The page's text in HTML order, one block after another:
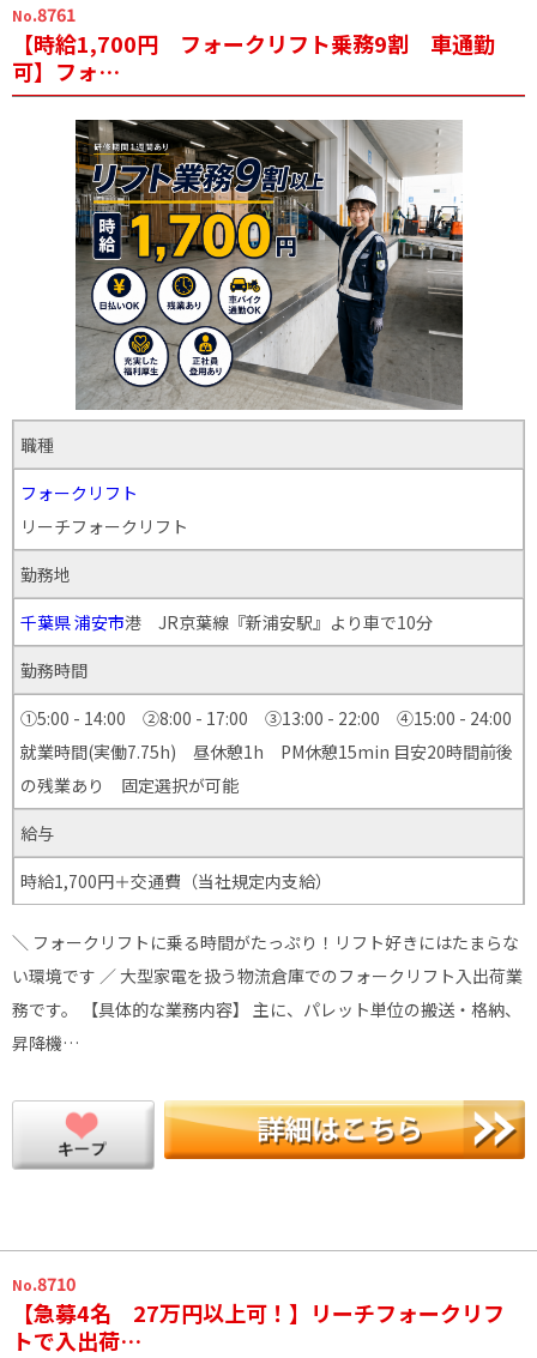
No.8761
【時給1,700円 フォークリフト乗務9割 車通勤
可】フォ…
職種
フォークリフト
リーチフォークリフト
勤務地
千葉県浦安市港 JR京葉線『新浦安駅』より車で10分
勤務時間
①5:00 - 14:00 ②8:00 - 17:00 ③13:00 - 22:00 ④15:00 - 24:00
就業時間(実働7.75h) 昼休憩1h PM休憩15min 目安20時間前後
の残業あり 固定選択が可能
給与
時給1,700円＋交通費（当社規定内支給）
＼ フォークリフトに乗る時間がたっぷり！リフト好きにはたまらな
い環境です ／ 大型家電を扱う物流倉庫でのフォークリフト入出荷業
務です。 【具体的な業務内容】 主に、パレット単位の搬送・格納、
昇降機…
No.8710
【急募4名 27万円以上可！】リーチフォークリフ
トで入出荷…